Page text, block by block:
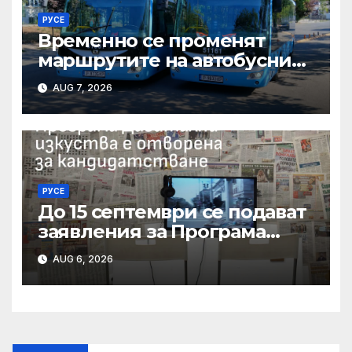
РУСЕ
Временно се променят
маршрутите на автобусни
линии № 5 и № 20 заради
строително-ремонтни
дейности
AUG 7, 2026
РУСЕ
До 15 септември се подават
заявления за Програма
„Дигитални изкуства“ на
Национален фонд
„Култура“
AUG 6, 2026